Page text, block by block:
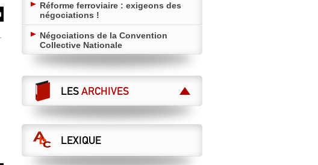
Réforme ferroviaire : exigeons des
négociations !
Négociations de la Convention
Collective Nationale
LESARCHIVES
LEXIQUE